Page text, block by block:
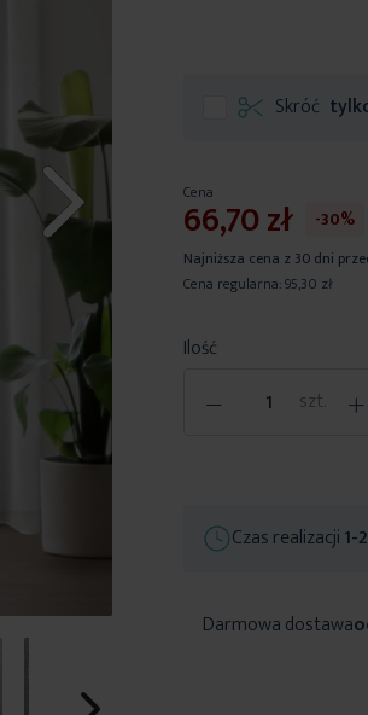
Skróć
Ilość
- szt. +
Cena
66,70 zł -30%
Najniższa cena z 30 dni
Cena regularna:95,30 zł
Czas realizacji1-
Darmowa dostawa